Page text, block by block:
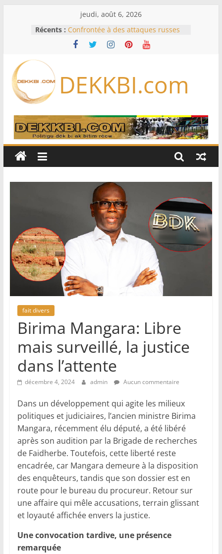
jeudi, août 6, 2026
Récents : Confrontée à des attaques russes
quotidiennes, l’Ukraine ordonne
des évacuations à Kramatorsk
policière contre le narcotrafic
Cameroun: pourquoi un
du pays
Drone explosif à Leipzig: une
menace susceptible d’impliquer
«des puissances étrangères», selon
« Des erreurs ont été commises »
DEKKBI.com
fait divers
Birima Mangara: Libre
mais surveillé, la justice
dans l’attente
décembre 4, 2024 admin Aucun commentaire
Dans un développement qui agite les milieux
politiques et judiciaires, l’ancien ministre Birima
Mangara, récemment élu député, a été libéré
après son audition par la Brigade de recherches
de Faidherbe. Toutefois, cette liberté reste
encadrée, car Mangara demeure à la disposition
des enquêteurs, tandis que son dossier est en
route pour le bureau du procureur. Retour sur
une affaire qui mêle accusations, terrain glissant
et loyauté affichée envers la justice.
Une convocation tardive, une présence
remarquée